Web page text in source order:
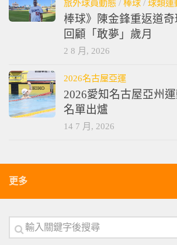
旅外球員動態 / 棒球 / 球類運
棒球》陳金鋒重返道
回顧「敢夢」歲月
2 8 月, 2026
2026名古屋亞運
2026愛知名古屋亞州
名單出爐
14 7 月, 2026
更多